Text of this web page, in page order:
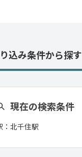
込み条件から探す
現在の検索条件
北千住駅